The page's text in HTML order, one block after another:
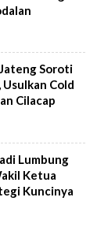
Soroti
Cold
Cilacap
Lumbung
Ketua
Kuncinya